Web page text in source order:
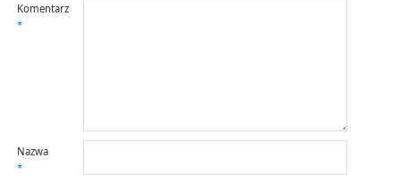
Komentarz
*
Nazwa
*